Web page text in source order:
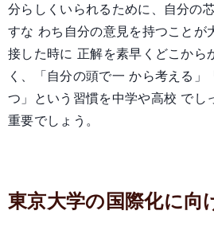
分らしくいられるために、自分の
すな わち自分の意見を持つことが
接した時に 正解を素早くどこから
く、「自分の頭で一 から考える」
つ」という習慣を中学や高校 でし
重要でしょう。
東京大学の国際化に向